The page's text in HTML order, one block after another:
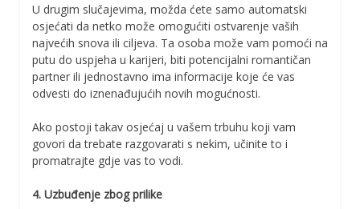
U drugim slučajevima, možda ćete samo automatski
osjećati da netko može omogućiti ostvarenje vaših
najvećih snova ili ciljeva. Ta osoba može vam pomoći na
putu do uspjeha u karijeri, biti potencijalni romantičan
partner ili jednostavno ima informacije koje će vas
odvesti do iznenađujućih novih mogućnosti.
Ako postoji takav osjećaj u vašem trbuhu koji vam
govori da trebate razgovarati s nekim, učinite to i
promatrajte gdje vas to vodi.
4. Uzbuđenje zbog prilike